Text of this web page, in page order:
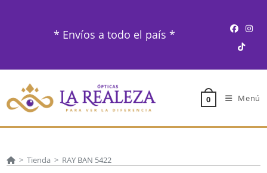
* Envíos a todo el país *
0 Menú
> Tienda > RAY BAN 5422